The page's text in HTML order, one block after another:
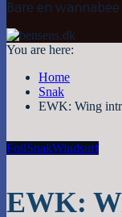
Bare en
You are here:
Home
Snak
EWK: Wing
FoilSnakWindsurf
EWK: